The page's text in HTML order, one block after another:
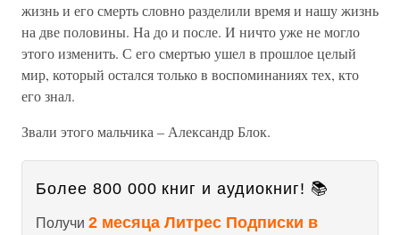
жизнь и его смерть словно разделили время и нашу жизнь
на две половины. На до и после. И ничто уже не могло
этого изменить. С его смертью ушел в прошлое целый
мир, который остался только в воспоминаниях тех, кто
его знал.
Звали этого мальчика – Александр Блок.
Более 800 000 книг и аудиокниг! 📚
Получи 2 месяца Литрес Подписки в